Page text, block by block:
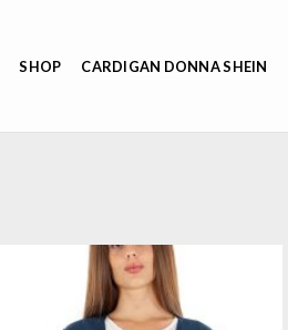
SHOP CARDIGAN DONNA SHEIN